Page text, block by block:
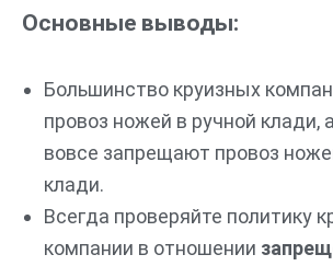
Основные выводы:
Большинство круизных
провоз ножей в ручной клади,
вовсе запрещают провоз
клади.
Всегда проверяйте политику
компании в отношении